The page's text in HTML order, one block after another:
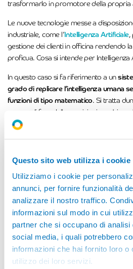
Questo sito web utilizza i cookie
Utilizziamo i cookie per
annunci, per fornire funzionalità
analizzare il nostro traffico.
informazioni sul modo in cui
partner che si occupano di
social media, i quali potrebbero
informazioni che hai fornito loro o
utilizzo dei loro servizi.
trasformarlo in promotore della propria
Le nuove tecnologie messe a
industriale, come l’ Intelligenza Artificiale,
gestione dei clienti in officina rendendo
proficua. Cosa si intende per Intelligenza
In questo caso si fa riferimento a un
grado di replicare l’intelligenza umana
funzioni di tipo matematico. Si tratta
capace di fare delle previsioni
per produrre una risposta. Negli ultimi
assistenti digitaliche si occupano di
L’impiego di questi mezzi per guidare il
decisionale più idoneo alle sue richieste
maggior libertà di gestione delle attività
l’interazione B2C.